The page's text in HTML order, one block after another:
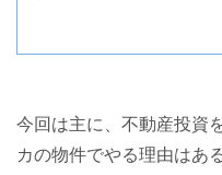
今回は主に、不動産投資
カの物件でやる理由はあ